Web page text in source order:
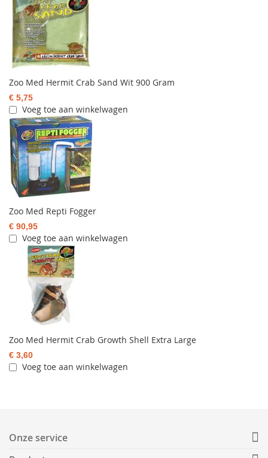
Zoo Med Hermit Crab Sand Wit 900 Gram
€ 5,75
Voeg toe aan winkelwagen
Zoo Med Repti Fogger
€ 90,95
Voeg toe aan winkelwagen
Zoo Med Hermit Crab Growth Shell Extra Large
€ 3,60
Voeg toe aan winkelwagen
Onze service